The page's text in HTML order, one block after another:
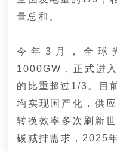
量总和。
今年3月，全球
1000GW，正式进入
的比重超过1/3 。
目
均实现国产化，供
转换效率多次刷新世
碳减排需求，2025